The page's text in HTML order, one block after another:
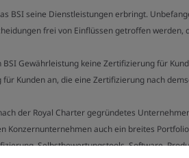
BSI seine Dienstleistungen erbringt.
frei von Einflüssen getroffen
Gewährleistung keine Zertifizierung für
Kunden an, die eine Zertifizierung nach
der Royal Charter gegründetes
Konzernunternehmen auch ein breites
Selbstbewertungstools, Software,